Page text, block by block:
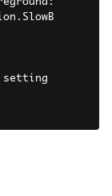
setting